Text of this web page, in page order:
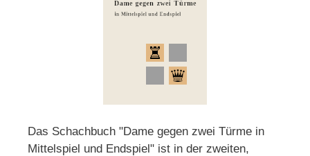
Das Schachbuch "Dame gegen zwei Türme in
Mittelspiel und Endspiel" ist in der zweiten,